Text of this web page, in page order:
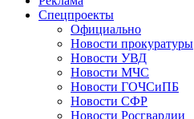
Спецпроекты
Официально
Новости прокуратуры
Новости УВД
Новости МЧС
Новости ГОЧСиПБ
Новости СФР
Новости Росгвардии